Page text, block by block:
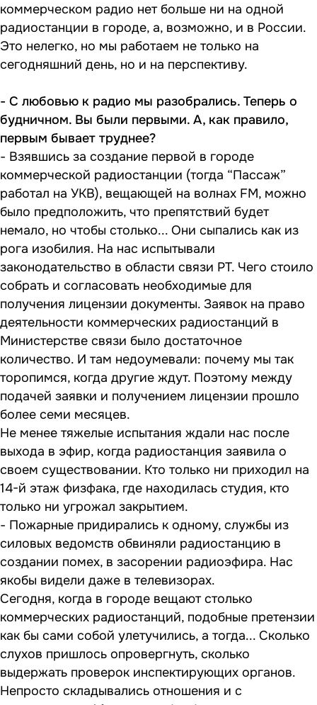
коммерческом радио нет больше ни на одной
радиостанции в городе, а, возможно, и в России.
Это нелегко, но мы работаем не только на
сегодняшний день, но и на перспективу.
- С любовью к радио мы разобрались. Теперь о
будничном. Вы были первыми. А, как правило,
первым бывает труднее?
- Взявшись за создание первой в городе
коммерческой радиостанции (тогда “Пассаж”
работал на УКВ), вещающей на волнах FM, можно
было предположить, что препятствий будет
немало, но чтобы столько... Они сыпались как из
рога изобилия. На нас испытывали
законодательство в области связи РТ. Чего стоило
собрать и согласовать необходимые для
получения лицензии документы. Заявок на право
деятельности коммерческих радиостанций в
Министерстве связи было достаточное
количество. И там недоумевали: почему мы так
торопимся, когда другие ждут. Поэтому между
подачей заявки и получением лицензии прошло
более семи месяцев.
Не менее тяжелые испытания ждали нас после
выхода в эфир, когда радиостанция заявила о
своем существовании. Кто только ни приходил на
14-й этаж физфака, где находилась студия, кто
только ни угрожал закрытием.
- Пожарные придирались к одному, службы из
силовых ведомств обвиняли радиостанцию в
создании помех, в засорении радиоэфира. Нас
якобы видели даже в телевизорах.
Сегодня, когда в городе вещают столько
коммерческих радиостанций, подобные претензии
как бы сами собой улетучились, а тогда... Сколько
слухов пришлось опровергнуть, сколько
выдержать проверок инспектирующих органов.
Непросто складывались отношения и с